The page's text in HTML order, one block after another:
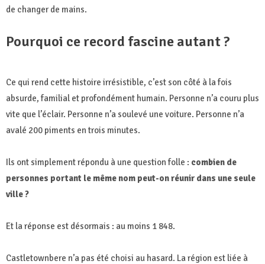
de changer de mains.
Pourquoi ce record fascine autant ?
Ce qui rend cette histoire irrésistible, c’est son côté à la fois
absurde, familial et profondément humain. Personne n’a couru plus
vite que l’éclair. Personne n’a soulevé une voiture. Personne n’a
avalé 200 piments en trois minutes.
Ils ont simplement répondu à une question folle : combien de
personnes portant le même nom peut-on réunir dans une seule
ville ?
Et la réponse est désormais : au moins 1 848.
Castletownbere n’a pas été choisi au hasard. La région est liée à